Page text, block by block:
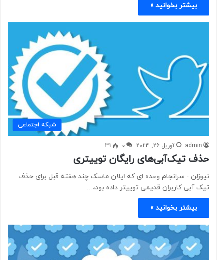
بیشتر بخوانید »
شبكه اجتماعی
admin آوریل 26, 2023 0
31
حذف تیک‌آبی‌های رایگان توییتری
نیوزلن - ​​​​​​​سرانجام وعده ای که ایلان ماسک چند هفته قبل برای حذف
تیک آبی کاربران قدیمی توییتر داده بود،…
بیشتر بخوانید »